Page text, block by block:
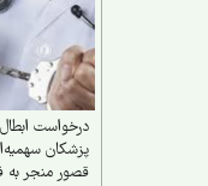
درخواست
پزشکان
قصور منجر به